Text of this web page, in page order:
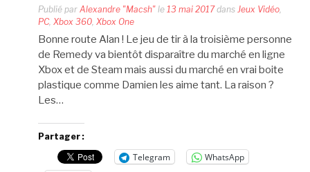
Publié par Alexandre "Macsh" le 13 mai 2017dans Jeux Vidéo
PC, Xbox 360 Xbox One
Bonne route Alan ! Le jeu de tir à la troisième personne
de Remedy va bientôt disparaître du marché en ligne
Xbox et de Steam mais aussi du marché en vrai boite
plastique comme Damien les aime tant. La raison ?
Les…
Partager :
Telegram
WhatsApp